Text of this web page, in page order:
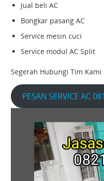
Jual beli AC
Bongkar pasang AC
Service mesin cuci
Service modul AC Split
Segerah Hubungi Tim Kami
PESAN SERVICE AC